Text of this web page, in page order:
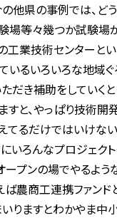
他県の事例では、
場等々幾つか試験
工業技術センターと
いるいろいろな地
だき補助をしてい
すと、やっぱり技術
てるだけではいけな
いろんなプロジェク
プンの場でやるよ
ば農商工連携ファン
りますとわかやま